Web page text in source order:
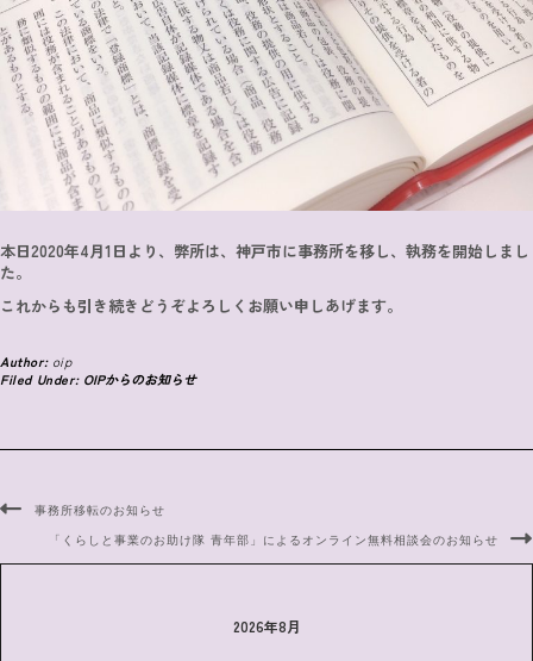
本日2020年4月1日より、弊所は、神戸市に事務所を移し、執務を開始しまし
た。
これからも引き続きどうぞよろしくお願い申しあげます。
Author: oip
Filed Under: OIPからのお知らせ
事務所移転のお知らせ
「くらしと事業のお助け隊 青年部」によるオンライン無料相談会のお知らせ
2026年8月